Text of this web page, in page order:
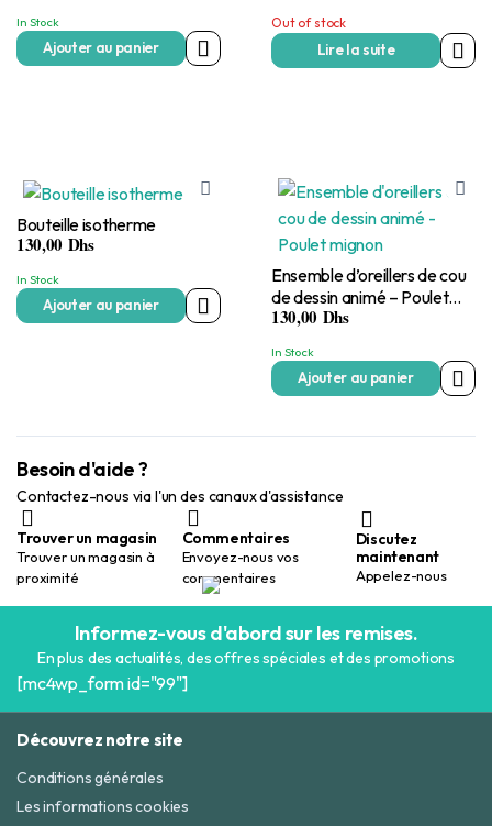
In Stock
Ajouter au panier
Out of stock
Lire la suite
Bouteille isotherme
130,00 Dhs
In Stock
Ajouter au panier
Ensemble d’oreillers de cou
de dessin animé – Poulet
mignon
130,00 Dhs
In Stock
Ajouter au panier
Besoin d'aide ?
Contactez-nous via l'un des canaux d'assistance
Trouver un magasin
Trouver un magasin à
proximité
Commentaires
Envoyez-nous vos
commentaires
Discutez
maintenant
Appelez-nous
Informez-vous d'abord sur les remises.
En plus des actualités, des offres spéciales et des promotions
[mc4wp_form id="99"]
Découvrez notre site
Conditions générales
Les informations cookies